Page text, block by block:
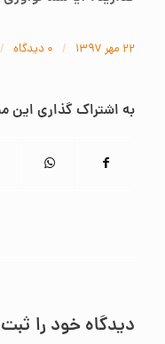
۲۲ مهر ۱۳۹۷ / ۰ دیدگاه‌ /
به اشتراک گذاری این
دیدگاه خود را